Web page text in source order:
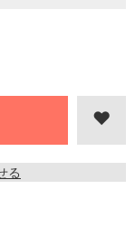
る